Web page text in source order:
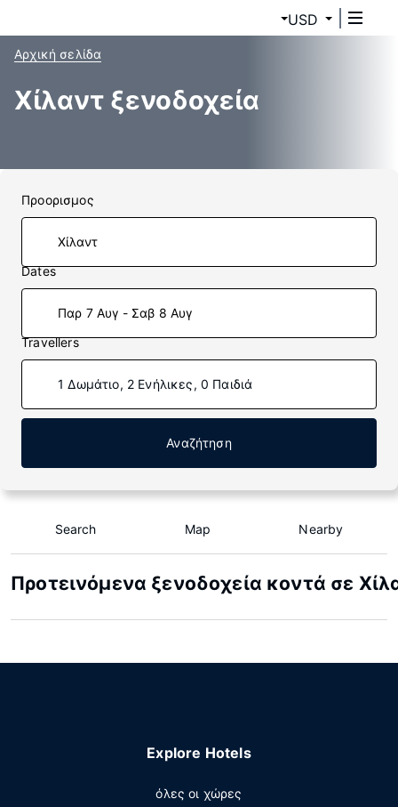
USD
Αρχική σελίδα
Χίλαντ ξενοδοχεία
Προορισμος
Dates
Παρ 7 Αυγ - Σαβ 8 Αυγ
Travellers
1 Δωμάτιο, 2 Ενήλικες, 0 Παιδιά
Αναζήτηση
Search Map Nearby
Προτεινόμενα ξενοδοχεία κοντά σε
Explore Hotels
όλες οι χώρες